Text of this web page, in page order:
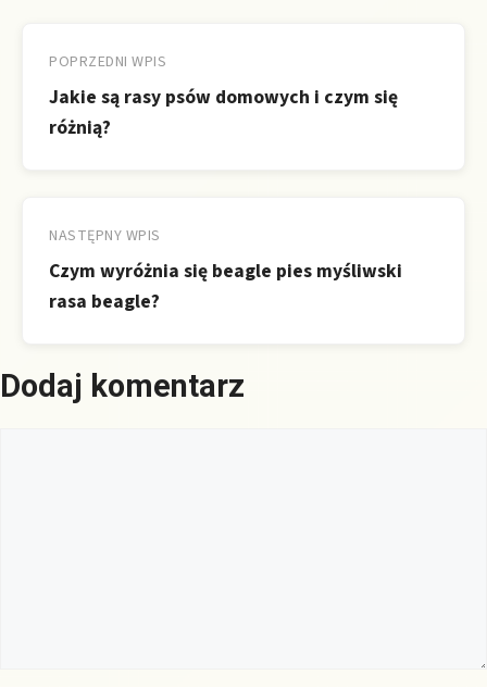
wpisu
POPRZEDNI WPIS
Jakie są rasy psów domowych i czym się
różnią?
NASTĘPNY WPIS
Czym wyróżnia się beagle pies myśliwski
rasa beagle?
Dodaj komentarz